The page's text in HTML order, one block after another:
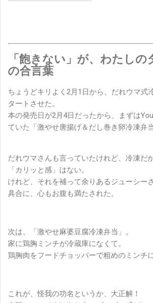
「飽きない」が、わたしの
の合言葉
ちょうどキリよく2月1日から、だれウマ式
タートさせた。
本の発売日が2月4日だったから、まずは
ていた「激やせ唐揚げ＆だし巻き卵冷凍弁
だれウマさんも言っていたけれど、冷凍だ
「カリッと感」はない。
けれど、それを補って余りあるジューシー
具合に、心もお腹も満たされた。
次は、「激やせ麻婆豆腐冷凍弁当」。
家に鶏胸ミンチが冷蔵庫になくて。
鶏胸肉をフードチョッパーで粗めのミンチ
これが、怪我の功名というか、大正解！